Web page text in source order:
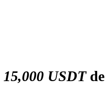
15,000 USDTde